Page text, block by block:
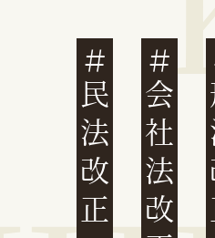
民法改正 会社法改正